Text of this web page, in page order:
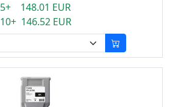
5+ 148.01 EUR
10+ 146.52 EUR